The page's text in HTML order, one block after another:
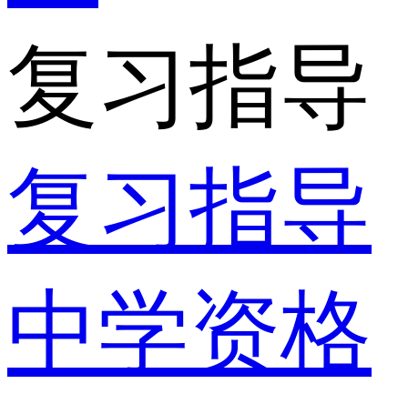
复习指导
复习指导
中学资格